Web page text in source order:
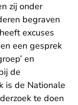
zij onder
begraven
excuses
een gesprek
en
de
is de Nationale
te doen